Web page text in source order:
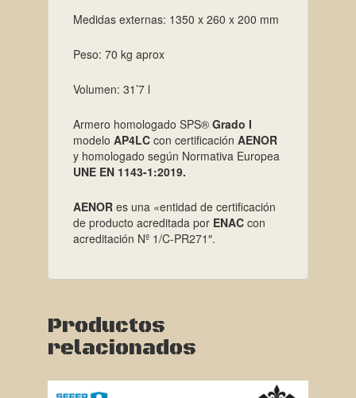
Medidas externas: 1350 x 260 x 200 mm
Peso: 70 kg aprox
Volumen: 31’7 l
Armero homologado SPS® Grado I
modelo AP4LCcon certificación AENOR
y homologado según Normativa Europea
UNE EN 1143-1:2019.
AENORes una «entidad de certificación
de producto acreditada por ENACcon
acreditación Nº 1/C-PR271″.
Productos
relacionados